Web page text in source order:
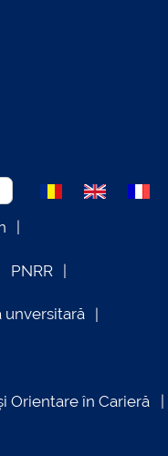
PNRR
unversitară
Orientare în Carieră